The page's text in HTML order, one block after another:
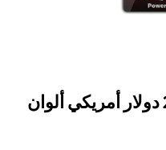
بطاقة روبلوكس أمريكا 25 دولار أمريكي ألوان